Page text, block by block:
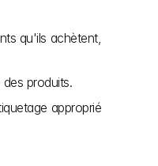
qu'ils achètent,
produits.
approprié